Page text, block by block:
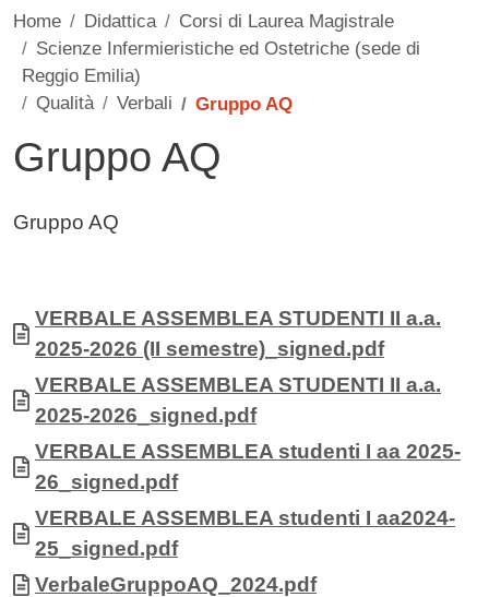
Home Didattica
Corsi di Laurea Magistrale
Scienze Infermieristiche ed Ostetriche (sede di
Reggio Emilia)
Qualità
Verbali Gruppo AQ
Gruppo AQ
Contenuto
Gruppo AQ
Allegati
Documento
VERBALE ASSEMBLEA STUDENTI II a.a.
2025-2026 (II semestre)_signed.pdf
Documento
VERBALE ASSEMBLEA STUDENTI II a.a.
2025-2026_signed.pdf
Documento
VERBALE ASSEMBLEA studenti I aa 2025-
26_signed.pdf
Documento
VERBALE ASSEMBLEA studenti I aa2024-
25_signed.pdf
Documento
VerbaleGruppoAQ_2024.pdf